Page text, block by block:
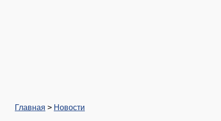
Главная > Новости